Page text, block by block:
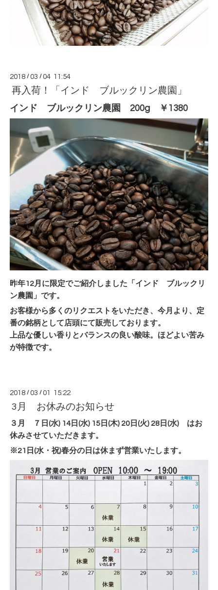
2018 /03 /04 11:54
再入荷！「インド ブルックリン農園」
インド ブルックリン農園 200g ￥1380
昨年12月に限定でご紹介しました「インド ブルックリ
ン農園」です。
お客様から多くのリクエストをいただき、今月より、定
番の銘柄として店頭にて販売しております。
上品な優しい香りとバランスの良い酸味。ほどよい苦み
が特徴です。
2018 /03 /01 15:22
3月 お休みのお知らせ
３月 ７日(水) 14日(水) 15日(木) 20日(火) 28日(水) はお
休みさせていただきます。
※21日(水・祝)春分の日は休まず営業いたします。